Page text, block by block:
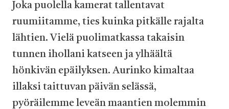
Joka puolella kamerat tallentavat
ruumiitamme, ties kuinka pitkälle rajalta
lähtien. Vielä puolimatkassa takaisin
tunnen ihollani katseen ja ylhäältä
hönkivän epäilyksen. Aurinko kimaltaa
illaksi taittuvan päivän selässä,
pyöräilemme leveän maantien molemmin